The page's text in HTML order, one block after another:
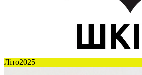
Літо2025